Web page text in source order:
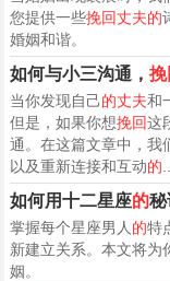
您提供一些挽回丈夫的
婚姻和谐。
如何与小三沟通， 挽
当你发现自己的丈夫和
但是，如果你想挽回这
通。在这篇文章中，我
以及重新连接和互动的
如何用十二星座的秘
掌握每个星座男人 的特
新建立关系。本文将为
姻。